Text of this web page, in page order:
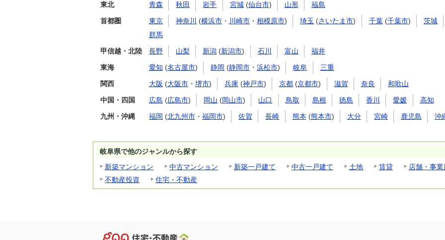
東北 青森 秋田 岩手 宮城(仙台市) 山形 福島
首都圏 東京 神奈川 (横浜市 ・ 川崎市 ・相模原市) 埼玉 (さいたま市) 千葉(千葉市) 茨城
群馬
甲信越・北陸 長野 山梨 新潟 (新潟市) 石川 富山 福井
東海 愛知 (名古屋市) 静岡 (静岡市 ・浜松市) 岐阜 三重
関西 大阪 (大阪市 ・ 堺市) 兵庫 (神戸市) 京都 (京都市) 滋賀 奈良 和歌山
中国・四国 広島 (広島市) 岡山 (岡山市) 山口 鳥取 島根 徳島 香川 愛媛 高知
九州・沖縄 福岡 (北九州市 ・ 福岡市) 佐賀 長崎 熊本 (熊本市) 大分 宮崎 鹿児島 沖
岐阜県で他のジャンルから探す
新築マンション
中古マンション 新築一戸建て 中古一戸建て 土地 賃貸
店舗・事業
不動産投資
住宅・不動産